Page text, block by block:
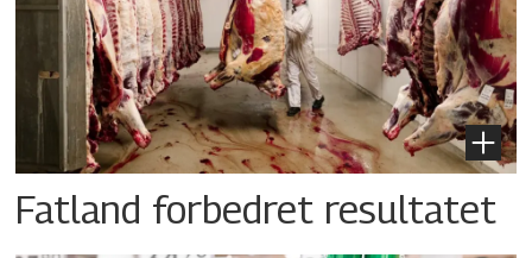
Fatland forbedret resultatet